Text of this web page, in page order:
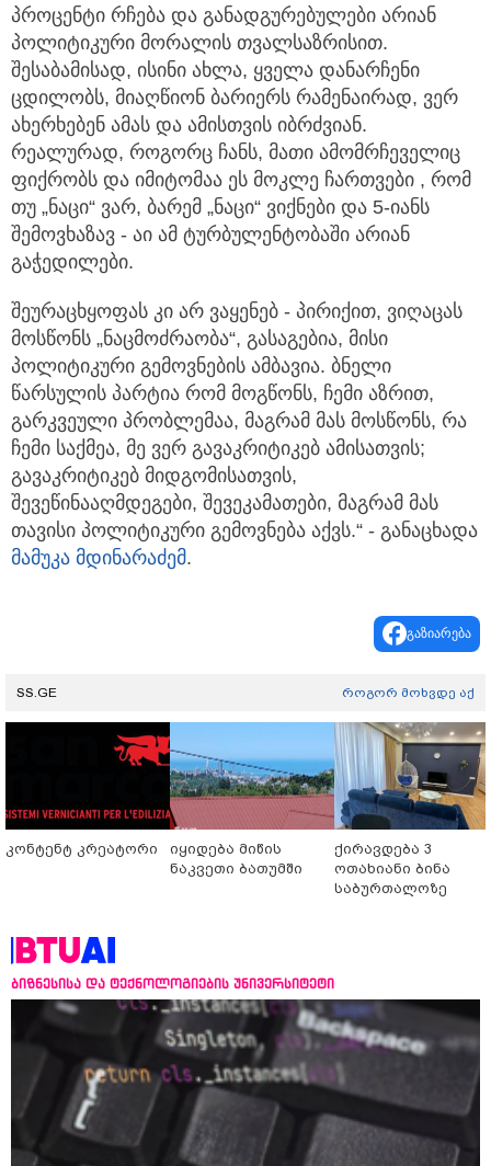
პროცენტი რჩება და განადგურებულები არიან
პოლიტიკური მორალის თვალსაზრისით.
შესაბამისად, ისინი ახლა, ყველა დანარჩენი
ცდილობს, მიაღწიონ ბარიერს რამენაირად, ვერ
ახერხებენ ამას და ამისთვის იბრძვიან.
რეალურად, როგორც ჩანს, მათი ამომრჩეველიც
ფიქრობს და იმიტომაა ეს მოკლე ჩართვები , რომ
თუ „ნაცი“ ვარ, ბარემ „ნაცი“ ვიქნები და 5-იანს
შემოვხაზავ - აი ამ ტურბულენტობაში არიან
გაჭედილები.
შეურაცხყოფას კი არ ვაყენებ - პირიქით, ვიღაცას
მოსწონს „ნაცმოძრაობა“, გასაგებია, მისი
პოლიტიკური გემოვნების ამბავია. ბნელი
წარსულის პარტია რომ მოგწონს, ჩემი აზრით,
გარკვეული პრობლემაა, მაგრამ მას მოსწონს, რა
ჩემი საქმეა, მე ვერ გავაკრიტიკებ ამისათვის;
გავაკრიტიკებ მიდგომისათვის,
შევეწინააღმდეგები, შევეკამათები, მაგრამ მას
თავისი პოლიტიკური გემოვნება აქვს.“ - განაცხადა
მამუკა მდინარაძემ.
გაზიარება
SS.GE როგორ მოხვდე აქ
კონტენტ კრეატორი
იყიდება მიწის
ნაკვეთი ბათუმში
ქირავდება 3
ოთახიანი ბინა
საბურთალოზე
ბიზნესისა და ტექნოლოგიების უნივერსიტეტი